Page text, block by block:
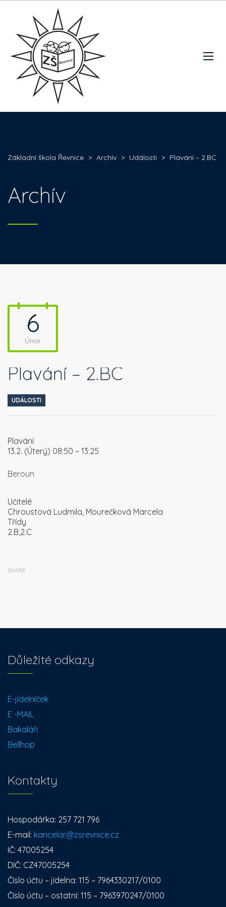
Základní škola Řevnice > Archív > Události > Plavání – 2.BC
Archív
6
Únor
Plavání – 2.BC
UDÁLOSTI
Plavání
13.2. (Úterý) 08:50 – 13:25
Beroun
Učitelé
Chroustová Ludmila, Mourečková Marcela
Třídy
2.B,2.C
SHARE
Důležité odkazy
E-jídelníček
E -MAIL
Bakaláři
Bellhop
Kontakty
Hospodářka: 257 721 796
E-mail: kancelar@zsrevnice.cz
IČ: 47005254
DIČ: CZ47005254
Číslo účtu – jídelna: 115 – 7964330217/0100
Číslo účtu – ostatní: 115 – 7963970247/0100